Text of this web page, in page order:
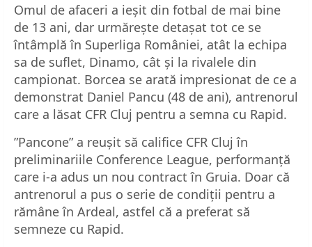
Omul de afaceri a ieșit din fotbal de mai bine
de 13 ani, dar urmărește detașat tot ce se
întâmplă în Superliga României, atât la echipa
sa de suflet, Dinamo, cât și la rivalele din
campionat. Borcea se arată impresionat de ce a
demonstrat Daniel Pancu (48 de ani), antrenorul
care a lăsat CFR Cluj pentru a semna cu Rapid.
”Pancone” a reușit să califice CFR Cluj în
preliminariile Conference League, performanță
care i-a adus un nou contract în Gruia. Doar că
antrenorul a pus o serie de condiții pentru a
rămâne în Ardeal, astfel că a preferat să
semneze cu Rapid.